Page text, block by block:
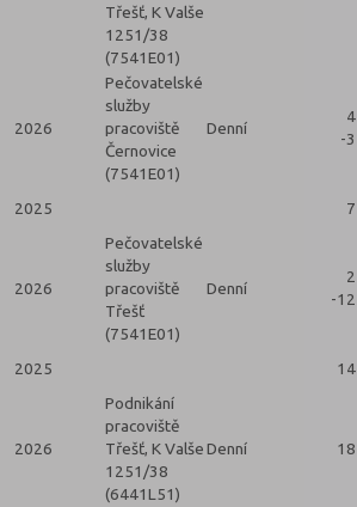
Třešť, K Valše
1251/38
(7541E01)
2026
Pečovatelské
služby
pracoviště
Černovice
(7541E01)
Denní
4
-3
2025 7
2026
Pečovatelské
služby
pracoviště
Třešť
(7541E01)
Denní
2
-12
2025 14
2026
Podnikání
pracoviště
Třešť, K Valše
1251/38
(6441L51)
Denní 18